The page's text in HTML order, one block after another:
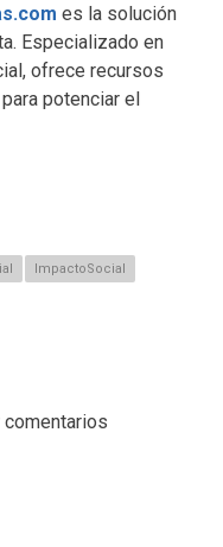
es la solución
Especializado en
ofrece recursos
potenciar el
ImpactoSocial
comentarios